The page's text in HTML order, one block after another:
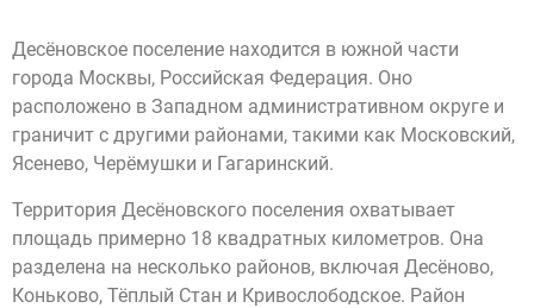
Десёновское поселение находится в южной части
города Москвы, Российская Федерация. Оно
расположено в Западном административном округе и
граничит с другими районами, такими как Московский,
Ясенево, Черёмушки и Гагаринский.
Территория Десёновского поселения охватывает
площадь примерно 18 квадратных километров. Она
разделена на несколько районов, включая Десёново,
Коньково, Тёплый Стан и Кривослободское. Район